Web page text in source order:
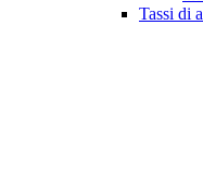
Tassi di